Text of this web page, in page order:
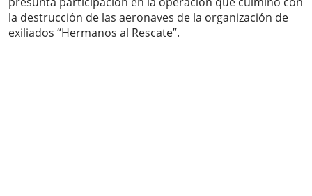
la destrucción de las aeronaves de la organización de
exiliados “Hermanos al Rescate”.